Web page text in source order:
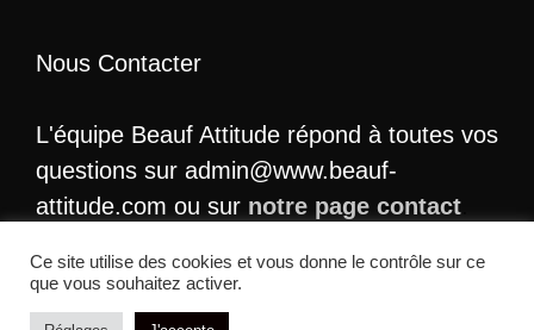
Nous Contacter
L'équipe Beauf Attitude répond à toutes vos
questions sur admin@www.beauf-
attitude.com ou sur notre page contact
Ce site utilise des cookies et vous donne le contrôle sur ce
que vous souhaitez activer.